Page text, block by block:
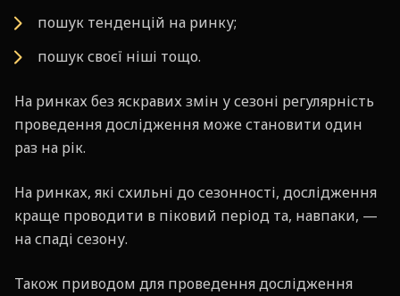
пошук тенденцій на ринку;
пошук своєї ніші тощо.
На ринках без яскравих змін у сезоні регулярність
проведення дослідження може становити один
раз на рік.
На ринках, які схильні до сезонності, дослідження
краще проводити в піковий період та, навпаки, —
на спаді сезону.
Також приводом для проведення дослідження